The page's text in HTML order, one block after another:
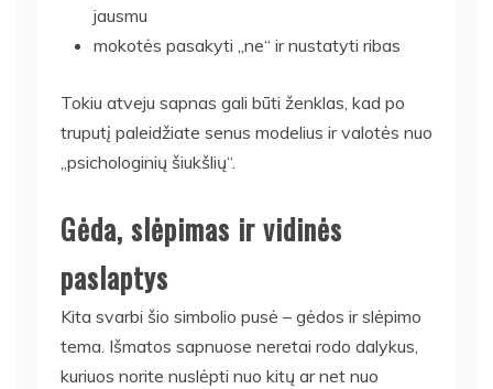
jausmu
mokotės pasakyti „ne“ ir nustatyti ribas
Tokiu atveju sapnas gali būti ženklas, kad po
truputį paleidžiate senus modelius ir valotės nuo
„psichologinių šiukšlių“.
Gėda, slėpimas ir vidinės
paslaptys
Kita svarbi šio simbolio pusė – gėdos ir slėpimo
tema. Išmatos sapnuose neretai rodo dalykus,
kuriuos norite nuslėpti nuo kitų ar net nuo